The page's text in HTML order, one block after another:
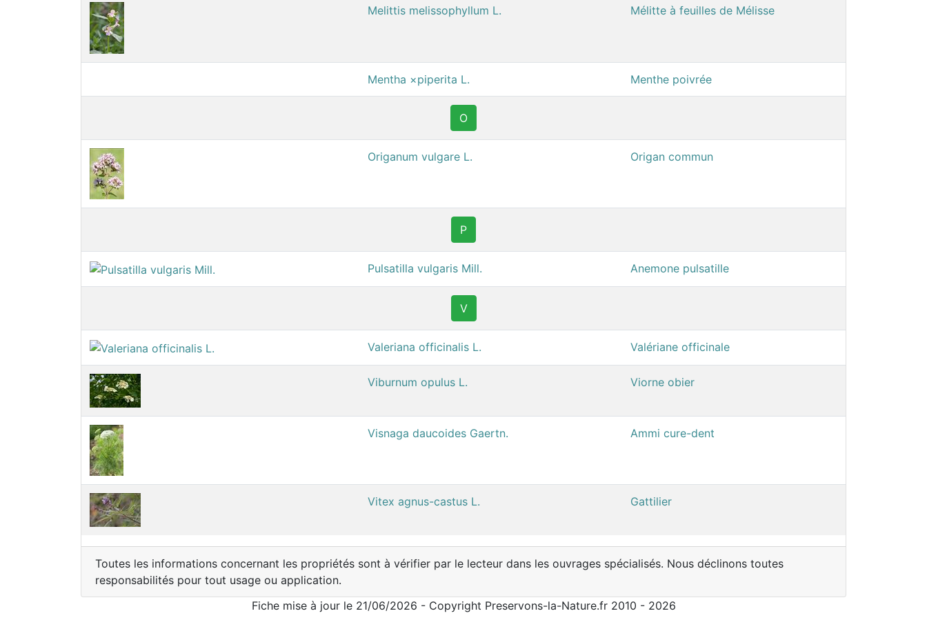
Melittis melissophyllum L. Mélitte à feuilles de Mélisse
Mentha ×piperita L. Menthe poivrée
O
Origanum vulgare L. Origan commun
P
Pulsatilla vulgaris Mill. Anemone pulsatille
V
Valeriana officinalis L. Valériane officinale
Viburnum opulus L. Viorne obier
Visnaga daucoides Gaertn. Ammi cure-dent
Vitex agnus-castus L. Gattilier
Toutes les informations concernant les propriétés sont à vérifier par le lecteur dans les ouvrages spécialisés. Nous déclinons toutes
responsabilités pour tout usage ou application.
Fiche mise à jour le 21/06/2026 - Copyright Preservons-la-Nature.fr 2010 - 2026